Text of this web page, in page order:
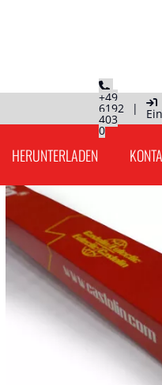
+49
6192
403
0
|
HERUNTERLADEN
Hauptseite